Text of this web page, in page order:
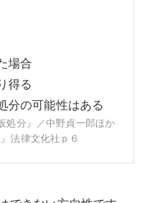
場合
得る
分の可能性はある
処分』／中野貞一郎ほか
法律文化社ｐ６